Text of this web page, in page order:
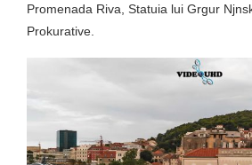
Promenada Riva, Statuia lui Grgur
Prokurative.